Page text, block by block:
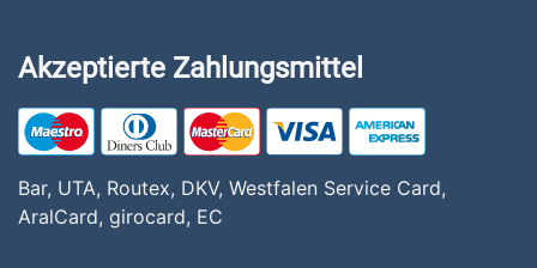
Akzeptierte Zahlungsmittel
Bar, UTA, Routex, DKV, Westfalen Service Card,
AralCard, girocard, EC